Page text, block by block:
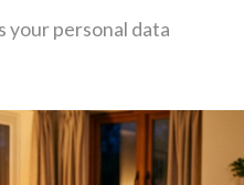
your personal data